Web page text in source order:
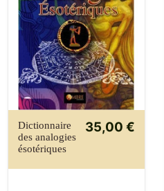
Dictionnaire
des analogies
ésotériques
35,00 €